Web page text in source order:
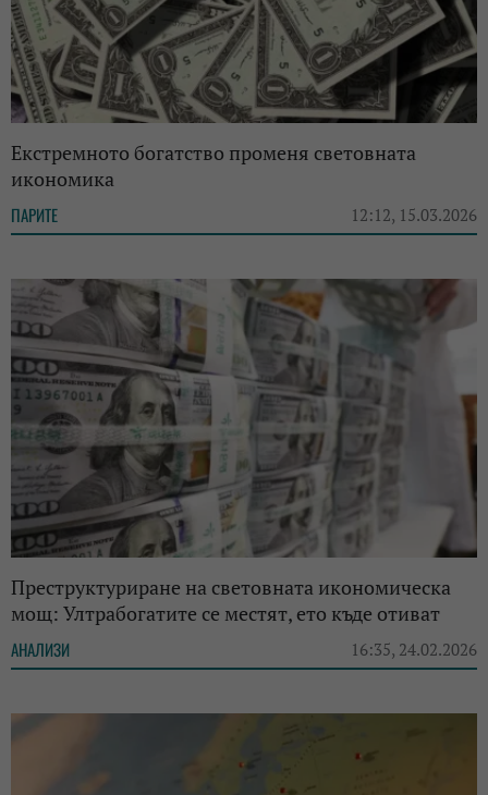
Екстремното богатство променя световната
икономика
ПАРИТЕ 12:12, 15.03.2026
Преструктуриране на световната икономическа
мощ: Ултрабогатите се местят, ето къде отиват
АНАЛИЗИ 16:35, 24.02.2026